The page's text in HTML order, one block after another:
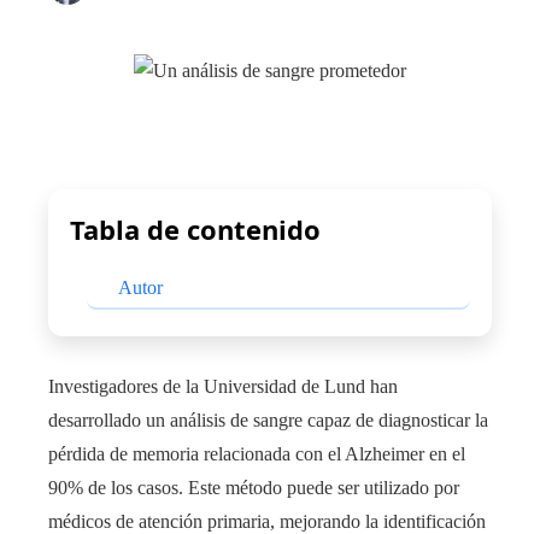
Tabla de contenido
Autor
Investigadores de la Universidad de Lund han
desarrollado un análisis de sangre capaz de diagnosticar la
pérdida de memoria relacionada con el Alzheimer en el
90% de los casos. Este método puede ser utilizado por
médicos de atención primaria, mejorando la identificación